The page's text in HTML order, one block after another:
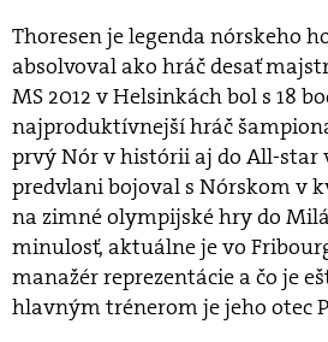
Thoresen je legenda nórskeho
absolvoval ako hráč desať
MS 2012 v Helsinkách bol s 18
najproduktívnejší hráč
prvý Nór v histórii aj do All-star
predvlani bojoval s Nórskom v
na zimné olympijské hry do
minulosť, aktuálne je vo
manažér reprezentácie a čo je
hlavným trénerom je jeho otec